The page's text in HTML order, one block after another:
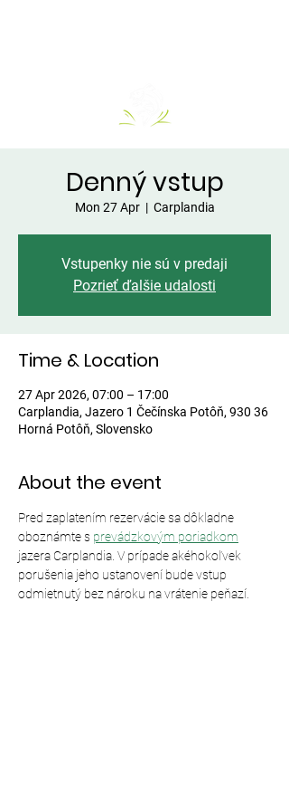
Denný vstup
Mon 27 Apr
  |
Carplandia
Vstupenky nie sú v predaji
Pozrieť ďalšie udalosti
Time & Location
27 Apr 2026, 07:00 – 17:00
Carplandia, Jazero 1 Čečínska Potôň, 930 36
Horná Potôň, Slovensko
About the event
Pred zaplatením rezervácie sa dôkladne
oboznámte s prevádzkovým poriadkom
jazera Carplandia. V prípade akéhokoľvek
porušenia jeho ustanovení bude vstup
odmietnutý bez nároku na vrátenie peňazí.